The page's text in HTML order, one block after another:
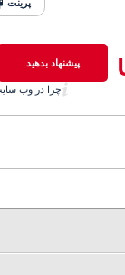
پیشنهاد بدهید
چرا در وب